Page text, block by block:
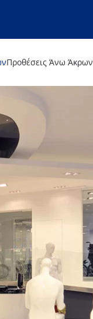
Προθέσεις Άνω Άκρων